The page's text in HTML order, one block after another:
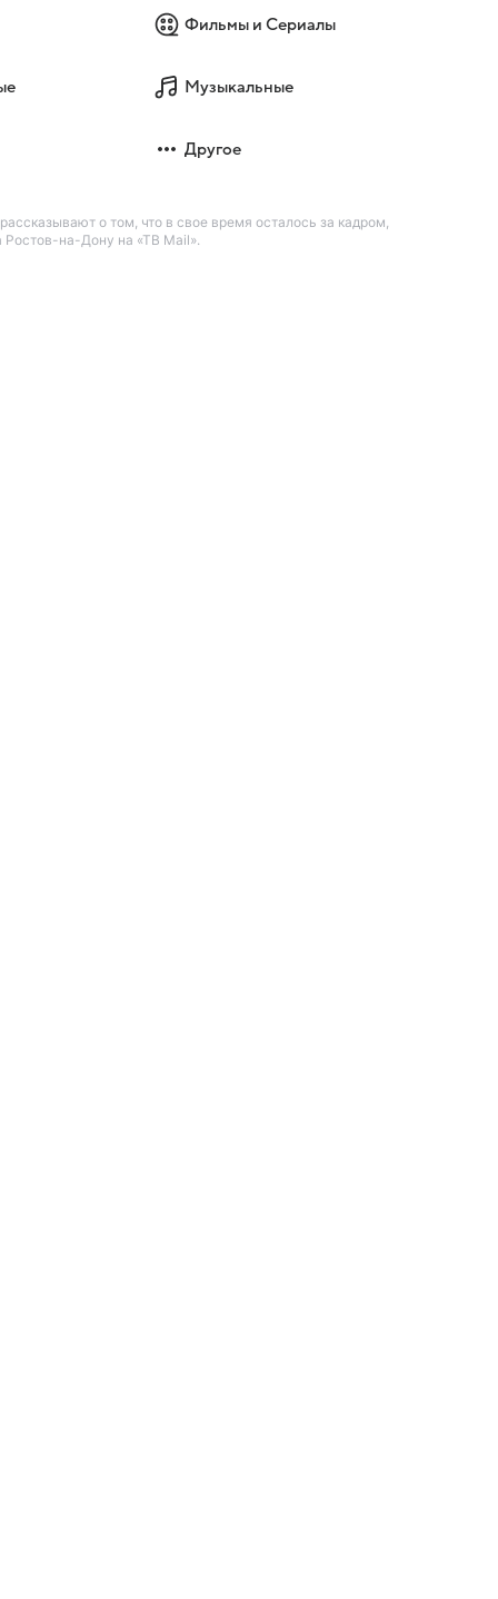
Фильмы и Сериалы
Музыкальные
Другое
о том, что в свое время осталось за кадром,
на-Дону на «ТВ Mail».